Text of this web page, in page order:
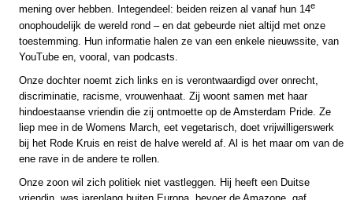
mening over hebben. Integendeel: beiden reizen al vanaf hun 14e
onophoudelijk de wereld rond – en dat gebeurde niet altijd met onze
toestemming. Hun informatie halen ze van een enkele nieuwssite, van
YouTube en, vooral, van podcasts.
Onze dochter noemt zich links en is verontwaardigd over onrecht,
discriminatie, racisme, vrouwenhaat. Zij woont samen met haar
hindoestaanse vriendin die zij ontmoette op de Amsterdam Pride. Ze
liep mee in de Womens March, eet vegetarisch, doet vrijwilligerswerk
bij het Rode Kruis en reist de halve wereld af. Al is het maar om van de
ene rave in de andere te rollen.
Onze zoon wil zich politiek niet vastleggen. Hij heeft een Duitse